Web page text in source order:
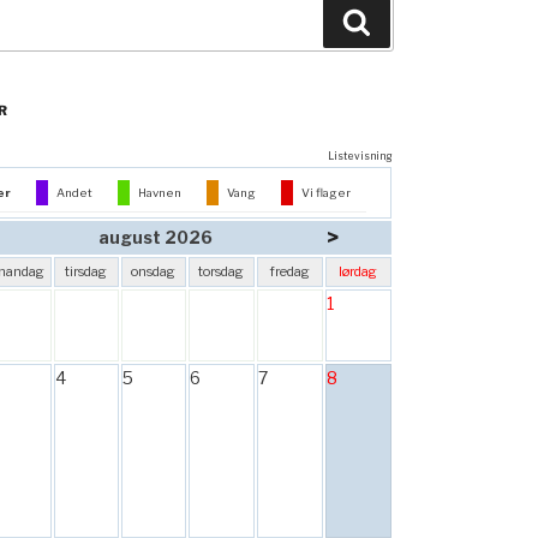
Listevisning
Andet Havnen Vang Vi flager
august 2026 >
tirsdag onsdag torsdag fredag lørdag
1
4 5 6 7 8